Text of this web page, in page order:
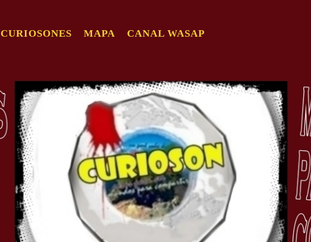
CURIOSONES MAPA CANAL WASAP